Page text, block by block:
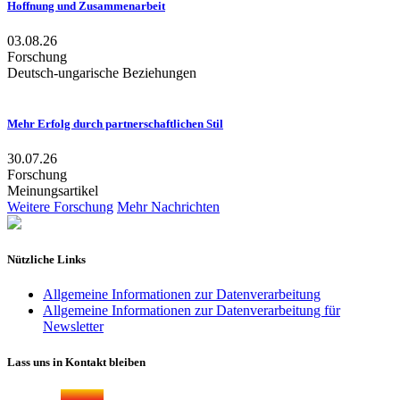
Hoffnung und Zusammenarbeit
03.08.26
Forschung
Deutsch-ungarische Beziehungen
Mehr Erfolg durch partnerschaftlichen Stil
30.07.26
Forschung
Meinungsartikel
Weitere Forschung Mehr Nachrichten
Nützliche Links
Allgemeine Informationen zur Datenverarbeitung
Allgemeine Informationen zur Datenverarbeitung für
Newsletter
Lass uns in Kontakt bleiben